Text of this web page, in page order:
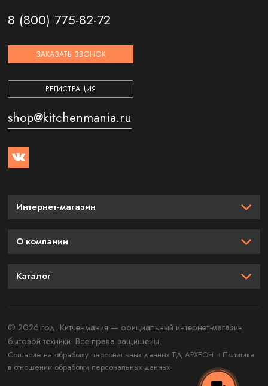
8 (800) 775-82-72
ЗАКАЗАТЬ ЗВОНОК
РЕГИСТРАЦИЯ
shop@kitchenmania.ru
Интернет-магазин
О компании
Каталог
© 2026 год. Китченмания — официальный интернет-магазин
бытовой техники. Все права защищены.
Согласие на обработку персональных данных ТД АРХЕОН и Политика
в отношении обработки персональных данных